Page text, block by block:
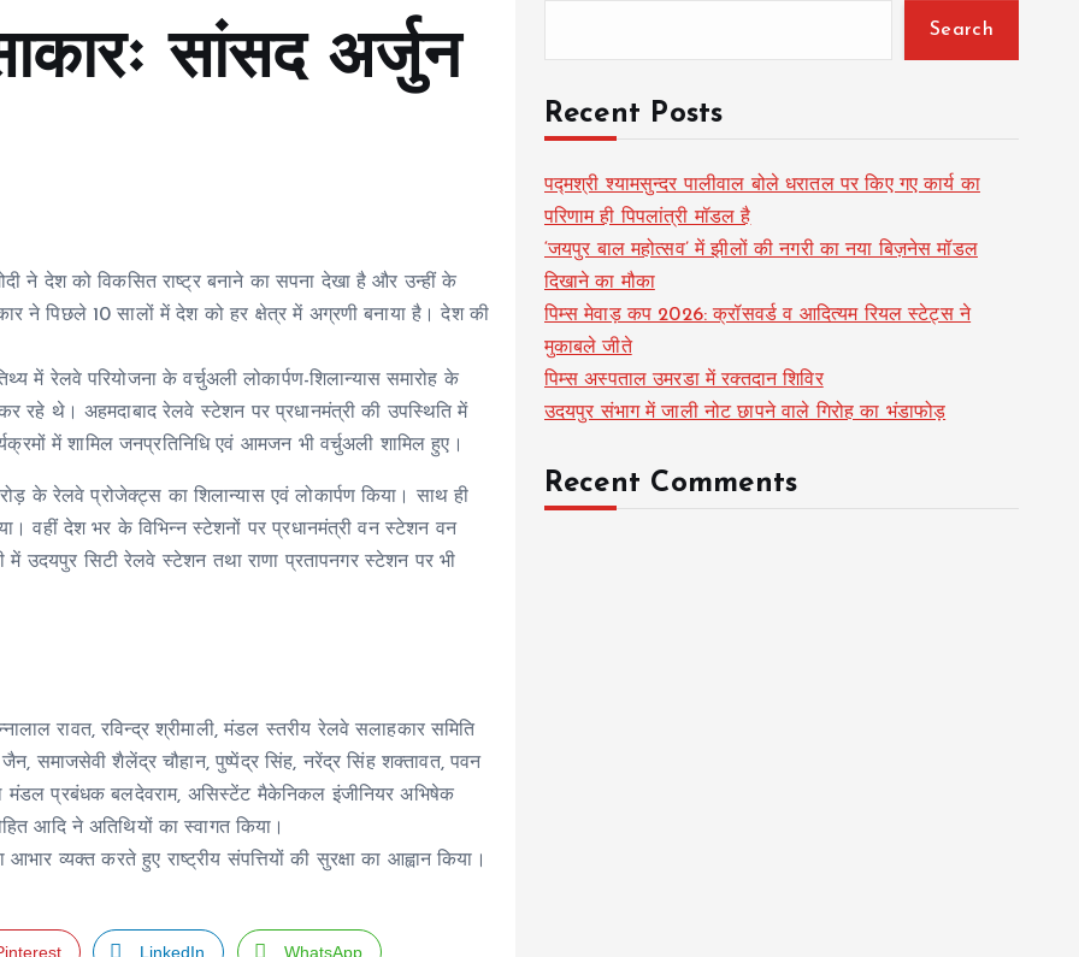
सांसद अर्जुन
ने देश को विकसित राष्ट्र बनाने का सपना देखा है और उन्हीं के
ने पिछले 10 सालों में देश को हर क्षेत्र में अग्रणी बनाया है। देश की
में रेलवे परियोजना के वर्चुअली लोकार्पण-शिलान्यास समारोह के
रहे थे। अहमदाबाद रेलवे स्टेशन पर प्रधानमंत्री की उपस्थिति में
में शामिल जनप्रतिनिधि एवं आमजन भी वर्चुअली शामिल हुए।
के रेलवे प्रोजेक्ट्स का शिलान्यास एवं लोकार्पण किया। साथ ही
वहीं देश भर के विभिन्न स्टेशनों पर प्रधानमंत्री वन स्टेशन वन
उदयपुर सिटी रेलवे स्टेशन तथा राणा प्रतापनगर स्टेशन पर भी
रावत, रविन्द्र श्रीमाली, मंडल स्तरीय रेलवे सलाहकार समिति
समाजसेवी शैलेंद्र चौहान, पुष्पेंद्र सिंह, नरेंद्र सिंह शक्तावत, पवन
मंडल प्रबंधक बलदेवराम, असिस्टेंट मैकेनिकल इंजीनियर अभिषेक
आदि ने अतिथियों का स्वागत किया।
व्यक्त करते हुए राष्ट्रीय संपत्तियों की सुरक्षा का आह्वान किया।
LinkedIn WhatsApp
Search
Recent Posts
पद्मश्री श्यामसुन्दर पालीवाल बोले धरातल पर किए गए कार्य का
परिणाम ही पिपलांत्री मॉडल है
‘जयपुर बाल महोत्सव’ में झीलों की नगरी का नया बिज़नेस मॉडल
दिखाने का मौका
पिम्स मेवाड़ कप 2026: क्रॉसवर्ड व आदित्यम रियल स्टेट्स ने
मुकाबले जीते
पिम्स अस्पताल उमरडा में रक्तदान शिविर
उदयपुर संभाग में जाली नोट छापने वाले गिरोह का भंडाफोड़
Recent Comments